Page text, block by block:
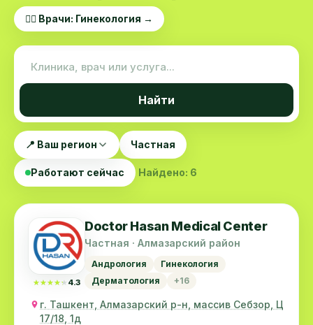
👨‍⚕️ Врачи: Гинекология →
Найти
📍 Ваш регион Частная
Работают сейчас Найдено: 6
★★★★★
★★★★★ 4.3
Doctor Hasan Medical Center
Частная · Алмазарский район
Андрология
Гинекология
Дерматология
+16
г. Ташкент, Алмазарский р-н, массив Себзор, Ц
17/18, 1д